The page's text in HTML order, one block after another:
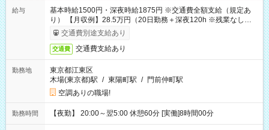
給与
基本時給1500円・深夜時給1875円 ※交通費全額支給（規定あ
り） 【月収例】28.5万円（20日勤務＋深夜120h ※残業なしの場
合）交通費別途支給あり
交通費 交通費支給あり
勤務地
東京都江東区
木場(東京都)駅 / 東陽町駅 / 門前仲町駅
空調ありの職場!
勤務時間 【夜勤】 20:00～翌5:00 休憩60分 [実働]8時間00分